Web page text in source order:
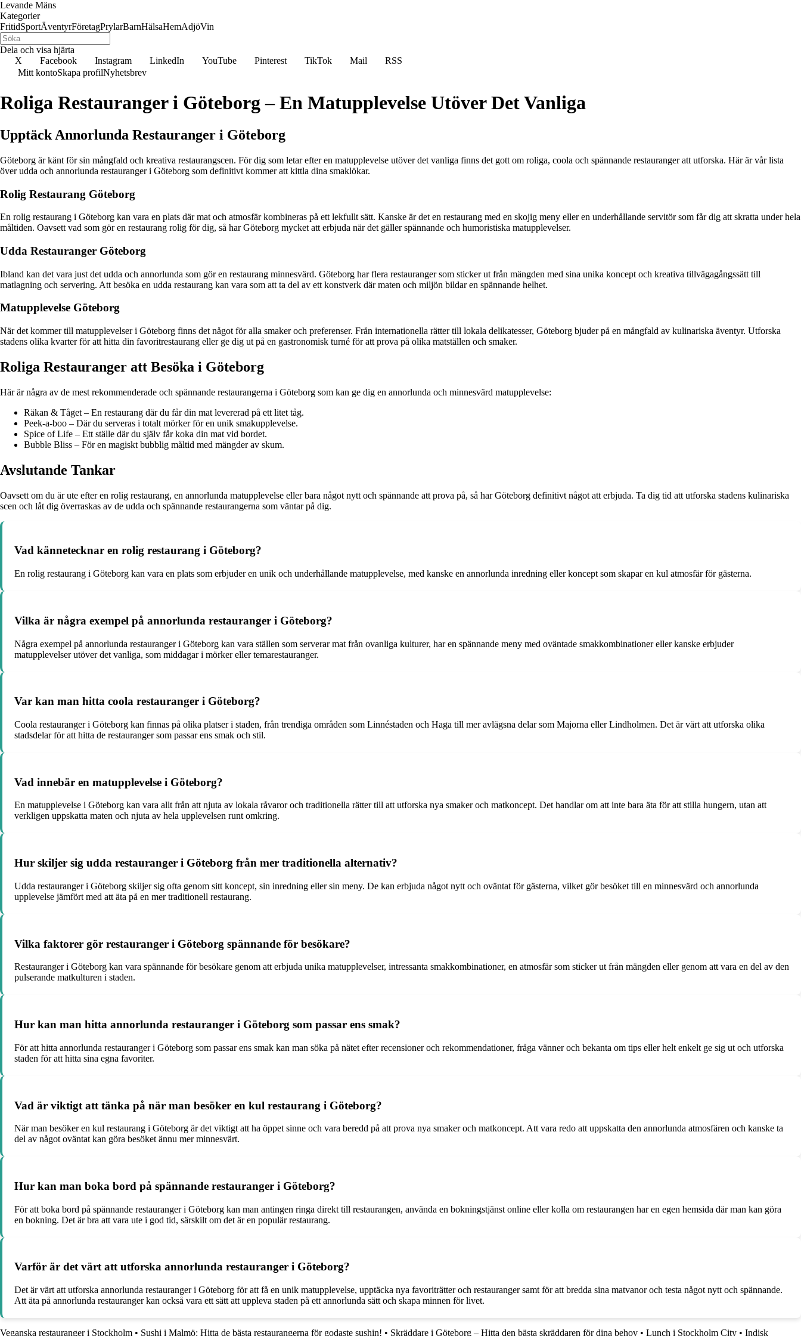
Levande Mäns
Kategorier
FritidSportÄventyrFöretagPrylarBarnHälsaHemAdjöVin
Dela och visa hjärta
X
Facebook Instagram LinkedIn YouTube Pinterest TikTok Mail
RSS
Mitt kontoSkapa profilNyhetsbrev
Roliga Restauranger i Göteborg – En Matupplevelse Utöver Det Vanliga
Upptäck Annorlunda Restauranger i Göteborg
Göteborg är känt för sin mångfald och kreativa restaurangscen. För dig som letar efter en matupplevelse utöver det vanliga finns det gott om roliga, coola och spännande restauranger att utforska. Här är vår lista
över udda och annorlunda restauranger i Göteborg som definitivt kommer att kittla dina smaklökar.
Rolig Restaurang Göteborg
En rolig restaurang i Göteborg kan vara en plats där mat och atmosfär kombineras på ett lekfullt sätt. Kanske är det en restaurang med en skojig meny eller en underhållande servitör som får dig att skratta under hela
måltiden. Oavsett vad som gör en restaurang rolig för dig, så har Göteborg mycket att erbjuda när det gäller spännande och humoristiska matupplevelser.
Udda Restauranger Göteborg
Ibland kan det vara just det udda och annorlunda som gör en restaurang minnesvärd. Göteborg har flera restauranger som sticker ut från mängden med sina unika koncept och kreativa tillvägagångssätt till
matlagning och servering. Att besöka en udda restaurang kan vara som att ta del av ett konstverk där maten och miljön bildar en spännande helhet.
Matupplevelse Göteborg
När det kommer till matupplevelser i Göteborg finns det något för alla smaker och preferenser. Från internationella rätter till lokala delikatesser, Göteborg bjuder på en mångfald av kulinariska äventyr. Utforska
stadens olika kvarter för att hitta din favoritrestaurang eller ge dig ut på en gastronomisk turné för att prova på olika matställen och smaker.
Roliga Restauranger att Besöka i Göteborg
Här är några av de mest rekommenderade och spännande restaurangerna i Göteborg som kan ge dig en annorlunda och minnesvärd matupplevelse:
Räkan & Tåget – En restaurang där du får din mat levererad på ett litet tåg.
Peek-a-boo – Där du serveras i totalt mörker för en unik smakupplevelse.
Spice of Life – Ett ställe där du själv får koka din mat vid bordet.
Bubble Bliss – För en magiskt bubblig måltid med mängder av skum.
Avslutande Tankar
Oavsett om du är ute efter en rolig restaurang, en annorlunda matupplevelse eller bara något nytt och spännande att prova på, så har Göteborg definitivt något att erbjuda. Ta dig tid att utforska stadens kulinariska
scen och låt dig överraskas av de udda och spännande restaurangerna som väntar på dig.
Vad kännetecknar en rolig restaurang i Göteborg?
En rolig restaurang i Göteborg kan vara en plats som erbjuder en unik och underhållande matupplevelse, med kanske en annorlunda inredning eller koncept som skapar en kul atmosfär för gästerna.
Vilka är några exempel på annorlunda restauranger i Göteborg?
Några exempel på annorlunda restauranger i Göteborg kan vara ställen som serverar mat från ovanliga kulturer, har en spännande meny med oväntade smakkombinationer eller kanske erbjuder
matupplevelser utöver det vanliga, som middagar i mörker eller temarestauranger.
Var kan man hitta coola restauranger i Göteborg?
Coola restauranger i Göteborg kan finnas på olika platser i staden, från trendiga områden som Linnéstaden och Haga till mer avlägsna delar som Majorna eller Lindholmen. Det är värt att utforska olika
stadsdelar för att hitta de restauranger som passar ens smak och stil.
Vad innebär en matupplevelse i Göteborg?
En matupplevelse i Göteborg kan vara allt från att njuta av lokala råvaror och traditionella rätter till att utforska nya smaker och matkoncept. Det handlar om att inte bara äta för att stilla hungern, utan att
verkligen uppskatta maten och njuta av hela upplevelsen runt omkring.
Hur skiljer sig udda restauranger i Göteborg från mer traditionella alternativ?
Udda restauranger i Göteborg skiljer sig ofta genom sitt koncept, sin inredning eller sin meny. De kan erbjuda något nytt och oväntat för gästerna, vilket gör besöket till en minnesvärd och annorlunda
upplevelse jämfört med att äta på en mer traditionell restaurang.
Vilka faktorer gör restauranger i Göteborg spännande för besökare?
Restauranger i Göteborg kan vara spännande för besökare genom att erbjuda unika matupplevelser, intressanta smakkombinationer, en atmosfär som sticker ut från mängden eller genom att vara en del av den
pulserande matkulturen i staden.
Hur kan man hitta annorlunda restauranger i Göteborg som passar ens smak?
För att hitta annorlunda restauranger i Göteborg som passar ens smak kan man söka på nätet efter recensioner och rekommendationer, fråga vänner och bekanta om tips eller helt enkelt ge sig ut och utforska
staden för att hitta sina egna favoriter.
Vad är viktigt att tänka på när man besöker en kul restaurang i Göteborg?
När man besöker en kul restaurang i Göteborg är det viktigt att ha öppet sinne och vara beredd på att prova nya smaker och matkoncept. Att vara redo att uppskatta den annorlunda atmosfären och kanske ta
del av något oväntat kan göra besöket ännu mer minnesvärt.
Hur kan man boka bord på spännande restauranger i Göteborg?
För att boka bord på spännande restauranger i Göteborg kan man antingen ringa direkt till restaurangen, använda en bokningstjänst online eller kolla om restaurangen har en egen hemsida där man kan göra
en bokning. Det är bra att vara ute i god tid, särskilt om det är en populär restaurang.
Varför är det värt att utforska annorlunda restauranger i Göteborg?
Det är värt att utforska annorlunda restauranger i Göteborg för att få en unik matupplevelse, upptäcka nya favoriträtter och restauranger samt för att bredda sina matvanor och testa något nytt och spännande.
Att äta på annorlunda restauranger kan också vara ett sätt att uppleva staden på ett annorlunda sätt och skapa minnen för livet.
Veganska restauranger i Stockholm • Sushi i Malmö: Hitta de bästa restaurangerna för godaste sushin! • Skräddare i Göteborg – Hitta den bästa skräddaren för dina behov • Lunch i Stockholm City • Indisk